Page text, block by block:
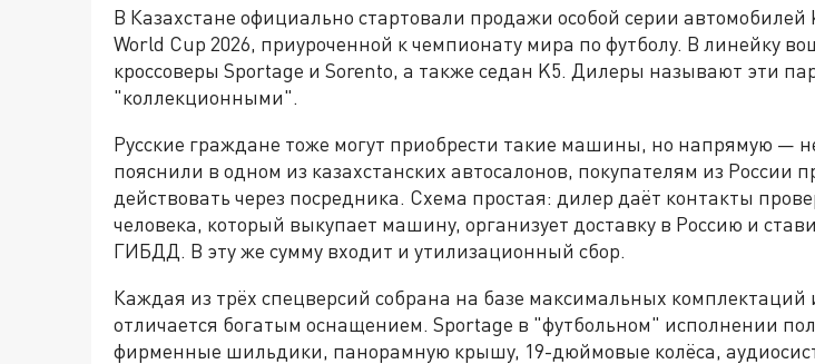
В Казахстане официально стартовали продажи особой серии автомобилей
World Cup 2026, приуроченной к чемпионату мира по футболу. В линейку
кроссоверы Sportage и Sorento, а также седан K5. Дилеры называют эти
"коллекционными".
Русские граждане тоже могут приобрести такие машины, но напрямую —
пояснили в одном из казахстанских автосалонов, покупателям из России
действовать через посредника. Схема простая: дилер даёт контакты
человека, который выкупает машину, организует доставку в Россию и
ГИБДД. В эту же сумму входит и утилизационный сбор.
Каждая из трёх спецверсий собрана на базе максимальных комплектаций
отличается богатым оснащением. Sportage в "футбольном" исполнении
фирменные шильдики, панорамную крышу, 19-дюймовые колёса,